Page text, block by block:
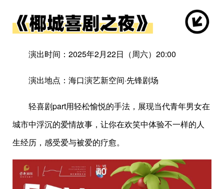
演出时间：2025年2月22日（周六）20:00
演出地点：海口演艺新空间·先锋剧场
轻喜剧part用轻松愉悦的手法，展现当代青年男女在
城市中浮沉的爱情故事，让你在欢笑中体验不一样的人
生经历，感受爱与被爱的疗愈。